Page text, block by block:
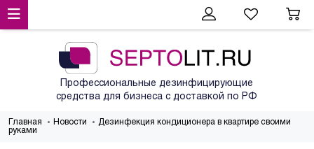
Профессиональные дезинфицирующие
средства для бизнеса с доставкой по РФ
Главная Новости
Дезинфекция кондиционера в квартире своими
руками